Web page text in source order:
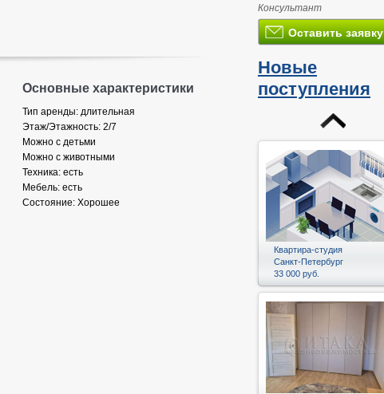
Основные характеристики
Тип аренды: длительная
Этаж/Этажность: 2/7
Можно с детьми
Можно с животными
Техника: есть
Мебель: есть
Состояние: Хорошее
Консультант
Оставить заявку
Новые
поступления
Квартира-студия
Санкт-Петербург
33 000 руб.